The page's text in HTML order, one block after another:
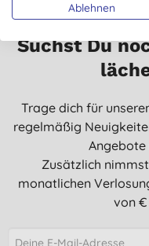
Suchst Du
Trage dich für
regelmäßig
Angebote
Zusätzlich
monatlichen
von €
Ablehnen